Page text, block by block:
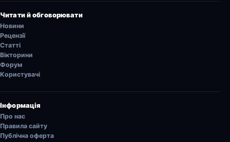
Читати й обговорювати
Новини
Рецензії
Статті
Вікторини
Форум
Користувачі
Інформація
Про нас
Правила сайту
Публічна оферта